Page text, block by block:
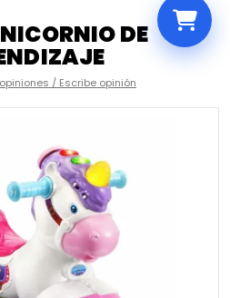
DE
/ Escribe opinión